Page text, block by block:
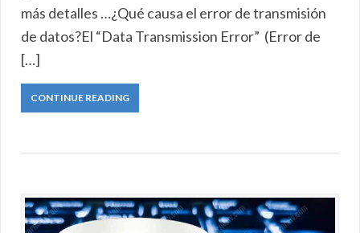
más detalles …¿Qué causa el error de transmisión
de datos?El “Data Transmission Error” (Error de
[…]
CONTINUE READING